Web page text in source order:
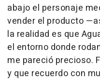
abajo el personaje
vender el producto
la realidad es que
el entorno donde
me pareció precioso.
y que recuerdo con